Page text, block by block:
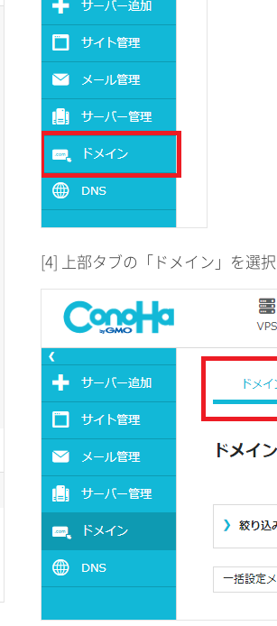
[4] 上部タブの「ドメイン」を選択